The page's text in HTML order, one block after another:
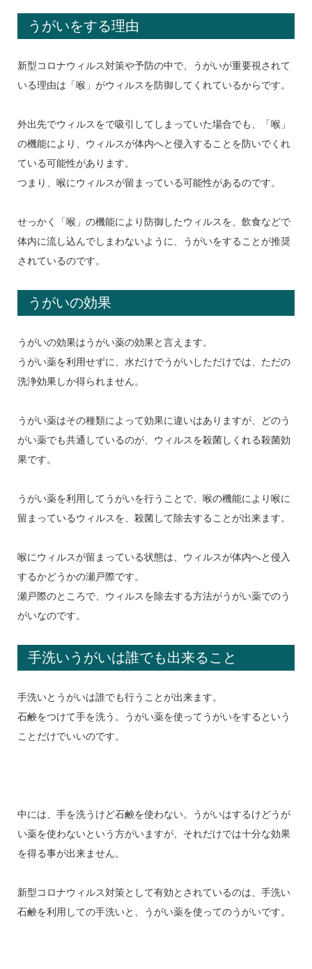
うがいをする理由
新型コロナウィルス対策や予防の中で、うがいが重要視されて
いる理由は「喉」がウィルスを防御してくれているからです。
外出先でウィルスをで吸引してしまっていた場合でも、「喉」
の機能により、ウィルスが体内へと侵入することを防いでくれ
ている可能性があります。
つまり、喉にウィルスが留まっている可能性があるのです。
せっかく「喉」の機能により防御したウィルスを、飲食などで
体内に流し込んでしまわないように、うがいをすることが推奨
されているのです。
うがいの効果
うがいの効果はうがい薬の効果と言えます。
うがい薬を利用せずに、水だけでうがいしただけでは、ただの
洗浄効果しか得られません。
うがい薬はその種類によって効果に違いはありますが、どのう
がい薬でも共通しているのが、ウィルスを殺菌しくれる殺菌効
果です。
うがい薬を利用してうがいを行うことで、喉の機能により喉に
留まっているウィルスを、殺菌して除去することが出来ます。
喉にウィルスが留まっている状態は、ウィルスが体内へと侵入
するかどうかの瀬戸際です。
瀬戸際のところで、ウィルスを除去する方法がうがい薬でのう
がいなのです。
手洗いうがいは誰でも出来ること
手洗いとうがいは誰でも行うことが出来ます。
石鹸をつけて手を洗う。うがい薬を使ってうがいをするという
ことだけでいいのです。
中には、手を洗うけど石鹸を使わない。うがいはするけどうが
い薬を使わないという方がいますが、それだけでは十分な効果
を得る事が出来ません。
新型コロナウィルス対策として有効とされているのは、手洗い
石鹸を利用しての手洗いと、うがい薬を使ってのうがいです。